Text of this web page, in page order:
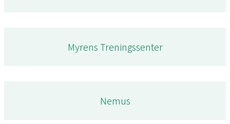
Myrens Treningssenter
Nemus